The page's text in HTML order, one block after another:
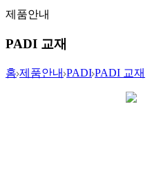
제품안내
PADI 교재
홈 제품안내 PADI PADI 교재